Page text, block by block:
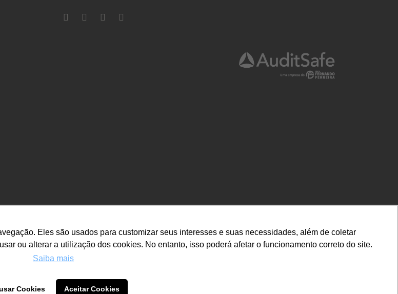
Eles são usados para customizar seus interesses e suas necessidades, além de coletar
ou alterar a utilização dos cookies. No entanto, isso poderá afetar o funcionamento correto do site.
Saiba mais
Cookies Aceitar Cookies